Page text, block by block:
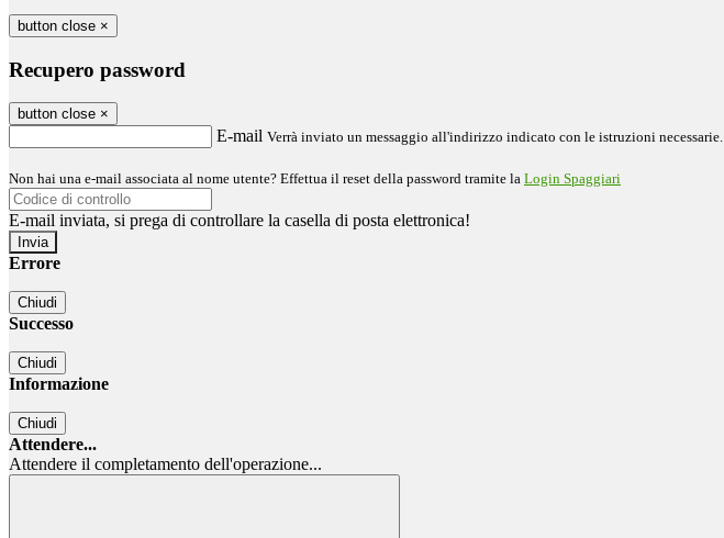
button close ×
Recupero password
button close ×
E-mail Verrà inviato un messaggio all'indirizzo indicato con le istruzioni necessarie.
Non hai una e-mail associata al nome utente? Effettua il reset della password tramite la Login Spaggiari
E-mail inviata, si prega di controllare la casella di posta elettronica!
Errore
Chiudi
Successo
Chiudi
Informazione
Chiudi
Attendere...
Attendere il completamento dell'operazione...